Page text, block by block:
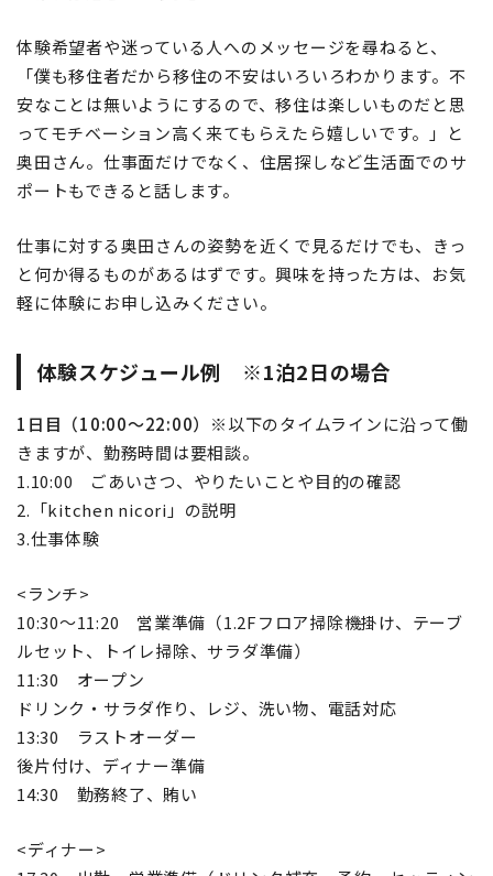
体験希望者や迷っている人へのメッセージを尋ねると、
「僕も移住者だから移住の不安はいろいろわかります。不
安なことは無いようにするので、移住は楽しいものだと思
ってモチベーション高く来てもらえたら嬉しいです。」と
奥田さん。仕事面だけでなく、住居探しなど生活面でのサ
ポートもできると話します。
仕事に対する奥田さんの姿勢を近くで見るだけでも、きっ
と何か得るものがあるはずです。興味を持った方は、お気
軽に体験にお申し込みください。
体験スケジュール例 ※1泊2日の場合
1日目（10:00～22:00） ※以下のタイムラインに沿って働
きますが、勤務時間は要相談。
1.10:00 ごあいさつ、やりたいことや目的の確認
2.「kitchen nicori」の説明
3.仕事体験
<ランチ>
10:30～11:20 営業準備（1.2Fフロア掃除機掛け、テーブ
ルセット、トイレ掃除、サラダ準備）
11:30 オープン
ドリンク・サラダ作り、レジ、洗い物、電話対応
13:30 ラストオーダー
後片付け、ディナー準備
14:30 勤務終了、賄い
<ディナー>